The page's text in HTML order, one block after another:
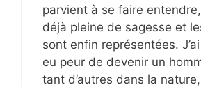
parvient à se faire
déjà pleine de sagesse et
sont enfin représentées.
eu peur de devenir un
tant d’autres dans la